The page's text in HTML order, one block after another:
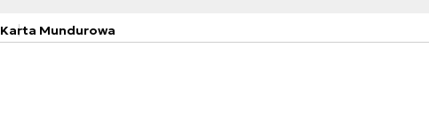
Karta Mundurowa